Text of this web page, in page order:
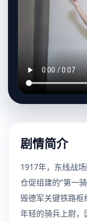
剧情简介
1917年，东线战
仓促组建的“第一
毁德军关键铁路
年轻的骑兵上尉